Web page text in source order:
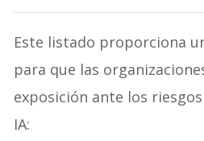
Este listado proporciona
para que las
exposición ante los
IA: